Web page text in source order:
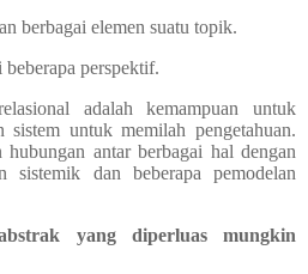
berbagai elemen suatu topik.
perspektif.
adalah kemampuan untuk
sistem untuk memilah pengetahuan.
hubungan antar berbagai hal dengan
sistemik dan beberapa pemodelan
yang diperluas mungkin